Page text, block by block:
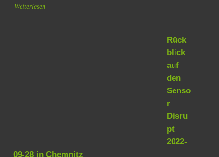
Weiterlesen
Rück
blick
auf
den
Senso
r
Disru
pt
2022-
09-28 in Chemnitz